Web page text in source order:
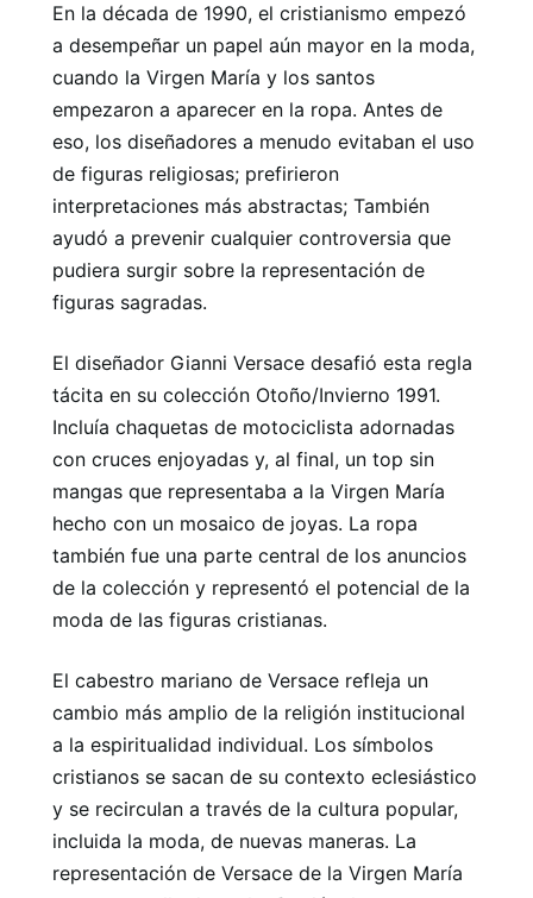
En la década de 1990, el cristianismo empezó
a desempeñar un papel aún mayor en la moda,
cuando la Virgen María y los santos
empezaron a aparecer en la ropa. Antes de
eso, los diseñadores a menudo evitaban el uso
de figuras religiosas; prefirieron
interpretaciones más abstractas; También
ayudó a prevenir cualquier controversia que
pudiera surgir sobre la representación de
figuras sagradas.
El diseñador Gianni Versace desafió esta regla
tácita en su colección Otoño/Invierno 1991.
Incluía chaquetas de motociclista adornadas
con cruces enjoyadas y, al final, un top sin
mangas que representaba a la Virgen María
hecho con un mosaico de joyas. La ropa
también fue una parte central de los anuncios
de la colección y representó el potencial de la
moda de las figuras cristianas.
El cabestro mariano de Versace refleja un
cambio más amplio de la religión institucional
a la espiritualidad individual. Los símbolos
cristianos se sacan de su contexto eclesiástico
y se recirculan a través de la cultura popular,
incluida la moda, de nuevas maneras. La
representación de Versace de la Virgen María